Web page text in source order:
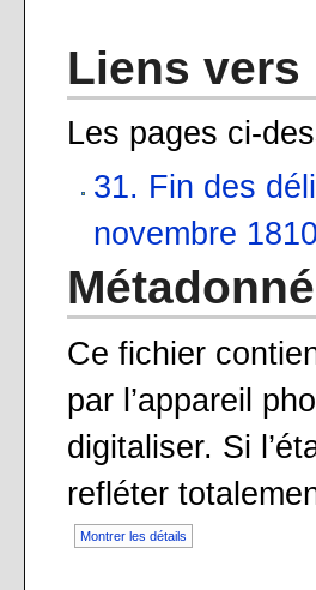
Liens vers
Les pages ci-
31. Fin des
novembre 1810
Ce fichier
par l’appareil
digitaliser. Si
refléter
Montrer les détails